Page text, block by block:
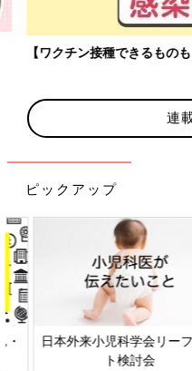
【ワクチン接種できるものも
連
ピックアップ
日本外来小児科学会リーフレッ
ト検討会